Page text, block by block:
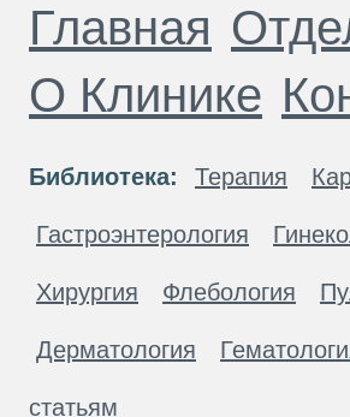
Главная
О Клинике
Библиотека: Терапия
Гастроэнтерология
Хирургия Флебология
Дерматология
статьям